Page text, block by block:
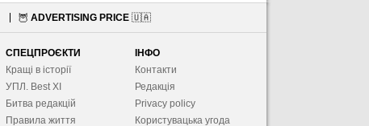
🦉 ADVERTISING PRICE 🇺🇦
СПЕЦПРОЄКТИ
Кращі в історії
УПЛ. Best XІ
Битва редакцій
Правила життя
ІНФО
Контакти
Редакція
Privacy policy
Користувацька угода